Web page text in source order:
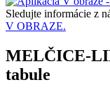
Sledujte informácie z
V OBRAZE.
MELČICE-
tabule